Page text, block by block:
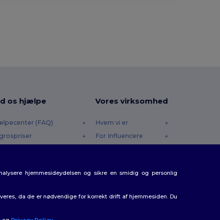
os hjælpe
(FAQ)
Vores virksomhed
Hvem vi er
For Influencere
hjemmesideydelsen og sikre en smidig og personlig
da de er nødvendige for korrekt drift af hjemmesiden. Du